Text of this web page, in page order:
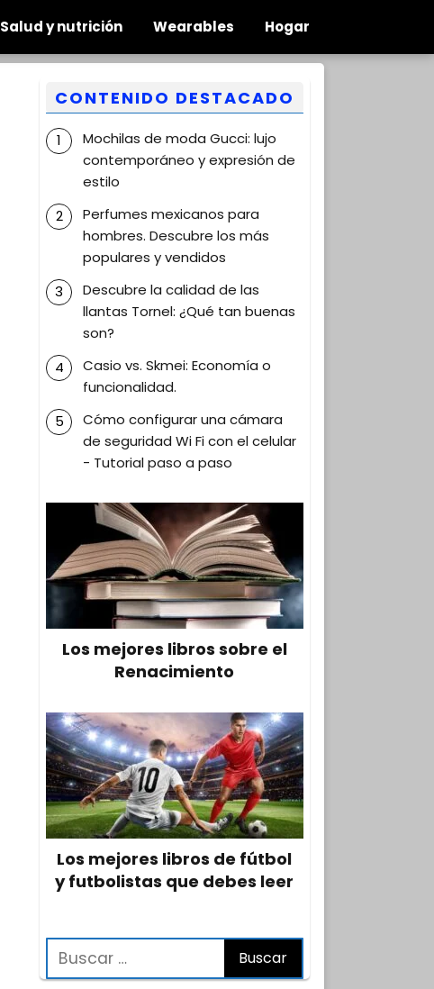
Salud y nutrición Wearables Hogar
CONTENIDO DESTACADO
Mochilas de moda Gucci: lujo
contemporáneo y expresión de
estilo
Perfumes mexicanos para
hombres. Descubre los más
populares y vendidos
Descubre la calidad de las
llantas Tornel: ¿Qué tan buenas
son?
Casio vs. Skmei: Economía o
funcionalidad.
Cómo configurar una cámara
de seguridad Wi Fi con el celular
- Tutorial paso a paso
Los mejores libros sobre el
Renacimiento
Los mejores libros de fútbol
y futbolistas que debes leer